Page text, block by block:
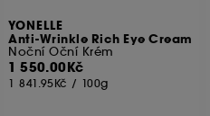
YONELLE
Anti-Wrinkle Rich Eye Cream
Noční Oční Krém
1 550.00Kč
1 841.95Kč / 100g